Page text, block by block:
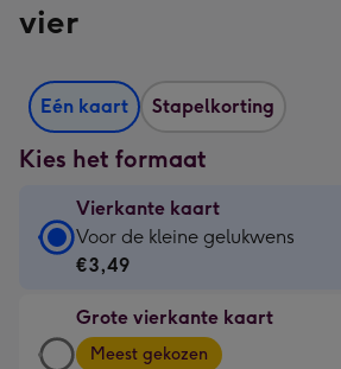
vier
Eén kaart Stapelkorting
Kies het formaat
Vierkante kaart
Vierkante
kaart
€3,49
-
Voor de kleine gelukwens
€3,49
Grote vierkante kaart
Grote
Meest gekozen